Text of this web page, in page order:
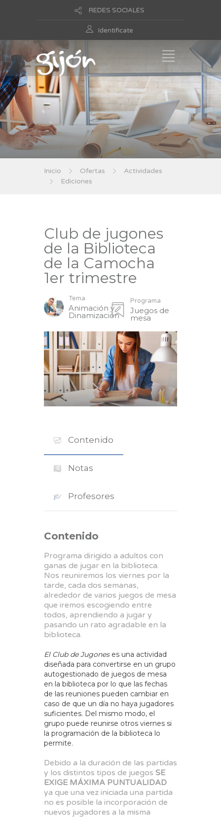
REDES SOCIALES
Identificate
Inicio Ofertas
Actividades
Ediciones
Club de jugones
de la Biblioteca
de la Camocha
1er trimestre
Tema
Animación y
Dinamización
Programa
Juegos de
mesa
Contenido
Notas
Profesores
Contenido
Programa dirigido a adultos con
ganas de jugar en la biblioteca.
Nos reuniremos los viernes por la
tarde, cada dos semanas,
alrededor de varios juegos de mesa
que iremos escogiendo entre
todos, aprendiendo a jugar y
pasando un rato agradable en la
biblioteca.
El Club de Jugoneses una actividad
diseñada para convertirse en un grupo
autogestionado de juegos de mesa
en la biblioteca por lo que las fechas
de las reuniones pueden cambiar en
caso de que un día no haya jugadores
suficientes. Del mismo modo, el
grupo puede reunirse otros viernes si
la programación de la biblioteca lo
permite.
Debido a la duración de las partidas
y los distintos tipos de juegos SE
EXIGE MÁXIMA PUNTUALIDAD
ya que una vez iniciada una partida
no es posible la incorporación de
nuevos jugadores a la misma